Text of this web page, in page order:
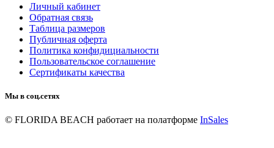
Личный кабинет
Обратная связь
Таблица размеров
Публичная оферта
Политика конфидициальности
Пользовательское соглашение
Сертификаты качества
Мы в соц.сетях
© FLORIDA BEACH работает на полатформе InSales